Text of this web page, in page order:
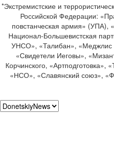
*Экстремистские и
Российской Федерации:
повстанческая армия» (УПА),
Национал-Большевистская
УНСО», «Талибан», «Меджлис
«Свидетели Иеговы»,
Корчинского,
«НСО», «Славянский союз»,